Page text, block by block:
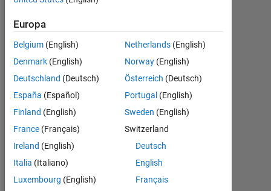
Followers:
0
Following:
Nachricht
I'm
engineer
in
Europa
Belgium (English)
Denmark (English)
Deutschland (Deutsch)
España (Español)
Finland (English)
France (Français)
Ireland (English)
Italia (Italiano)
Luxembourg (English)
Netherlands (English)
Norway (English)
Österreich (Deutsch)
Portugal (English)
Sweden (English)
Switzerland
Deutsch
English
Français